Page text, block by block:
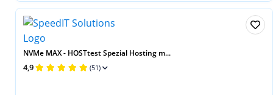
NVMe MAX - HOSTtest Spezial Hosting m...
4,9 (51)